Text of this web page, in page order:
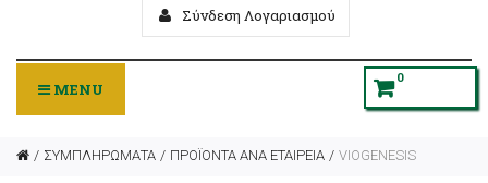
Σύνδεση Λογαριασμού
0
MENU
ΣΥΜΠΛΗΡΩΜΑΤΑ ΠΡΟΪΟΝΤΑ ΑΝΑ ΕΤΑΙΡΕΙΑ VIOGENESIS